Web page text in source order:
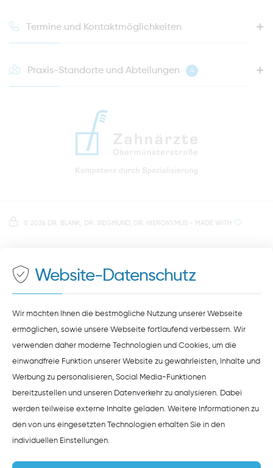
Termine und Kontaktmöglichkeiten
info@zahnaerzte-in-regensburg.de
Praxis-Standorte und Abteilungen 4
zustimmen.
ZUSTIMMEN
HINWEISE ZUM DATENSCHUTZ
© 2026 DR. BLANK, DR. SIEGMUND, DR. HIERONYMUS - MADE WITH
Website-Datenschutz
Wir möchten Ihnen die bestmögliche Nutzung unserer Webseite
ermöglichen, sowie unsere Webseite fortlaufend verbessern. Wir
verwenden daher moderne Technologien und Cookies, um die
einwandfreie Funktion unserer Website zu gewährleisten, Inhalte und
Werbung zu personalisieren, Social Media-Funktionen
bereitzustellen und unseren Datenverkehr zu analysieren. Dabei
werden teilweise externe Inhalte geladen. Weitere Informationen zu
den von uns eingesetzten Technologien erhalten Sie in den
individuellen Einstellungen.